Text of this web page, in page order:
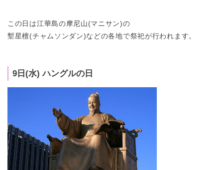
この日は江華島の摩尼山(マニサン)の
塹星檀(チャムソンダン)などの各地で祭祀が行われます。
9日(水) ハングルの日